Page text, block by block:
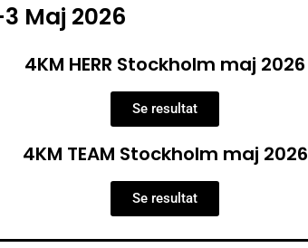
Maj 2026
4KM HERR Stockholm maj 2026
Se resultat
4KM TEAM Stockholm maj 2026
Se resultat